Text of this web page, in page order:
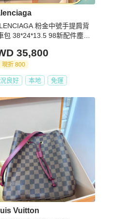
粉金中號手提肩背
包 38*24*13.5 98新配件塵袋
35,800
現折 800
良好 本地 免運
Vuitton